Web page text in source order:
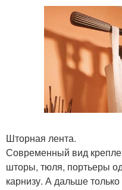
Шторная лента.
Современный вид
шторы, тюля, портьеры
карнизу. А дальше